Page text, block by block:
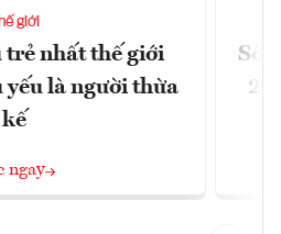
giới
trẻ nhất thế giới
là người thừa
kế
ngay
Số